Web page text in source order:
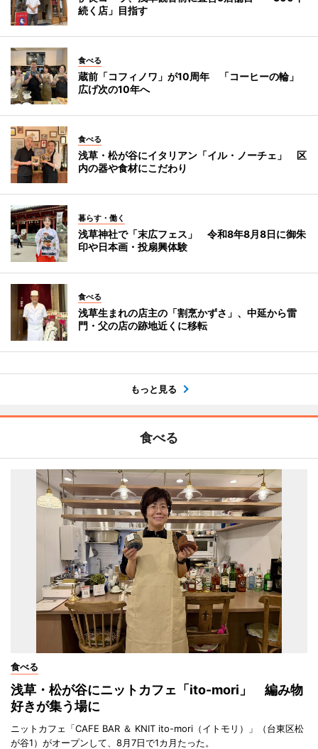
続く店」目指す
食べる
蔵前「コフィノワ」が10周年 「コーヒーの輪」
広げ次の10年へ
食べる
浅草・松が谷にイタリアン「イル・ノーチェ」 区
内の器や食材にこだわり
暮らす・働く
浅草神社で「末広フェス」 令和8年8月8日に御朱
印や日本画・投扇興体験
食べる
浅草生まれの店主の「割烹かずさ」、中延から雷
門・父の店の跡地近くに移転
もっと見る
食べる
食べる
浅草・松が谷にニットカフェ「ito-mori」 編み物
好きが集う場に
ニットカフェ「CAFE BAR ＆ KNIT ito-mori（イトモリ）」（台東区松
が谷1）がオープンして、8月7日で1カ月たった。